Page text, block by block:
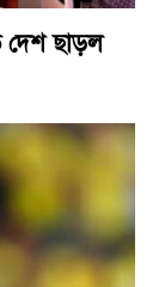
দেশ ছাড়ল